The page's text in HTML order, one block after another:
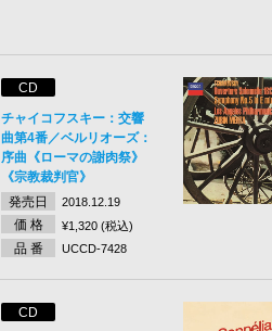
CD
チャイコフスキー：交響
曲第4番／ベルリオーズ：
序曲《ローマの謝肉祭》
《宗教裁判官》
発売日
2018.12.19
価 格 ¥1,320 (税込)
品 番 UCCD-7428
CD